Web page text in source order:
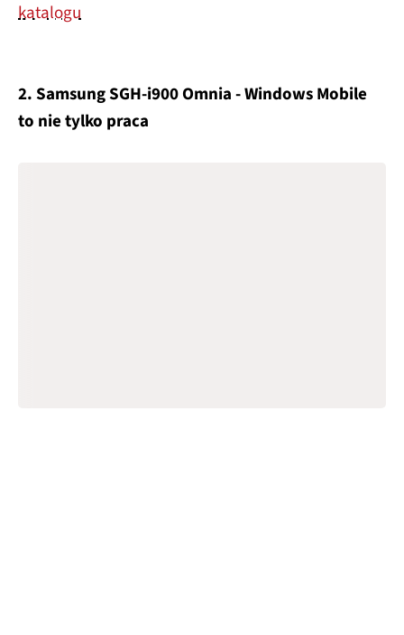
katalogu
2. Samsung SGH-i900 Omnia - Windows Mobile
to nie tylko praca